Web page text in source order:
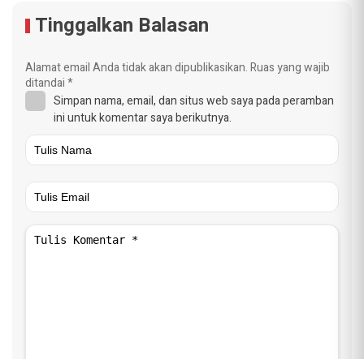
Tinggalkan Balasan
Alamat email Anda tidak akan dipublikasikan.Ruas yang wajib
ditandai*
Simpan nama, email, dan situs web saya pada peramban
ini untuk komentar saya berikutnya.